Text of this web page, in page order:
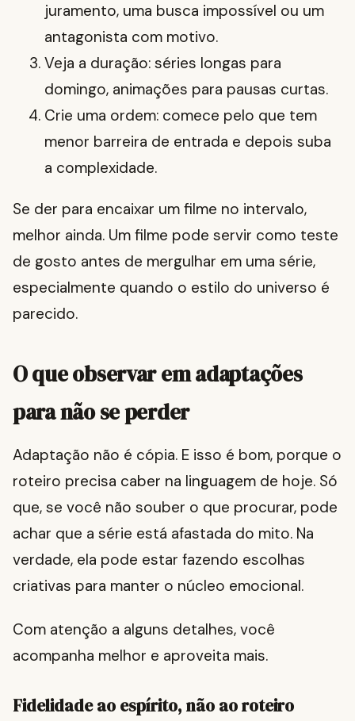
juramento, uma busca impossível ou um
antagonista com motivo.
Veja a duração: séries longas para
domingo, animações para pausas curtas.
Crie uma ordem: comece pelo que tem
menor barreira de entrada e depois suba
a complexidade.
Se der para encaixar um filme no intervalo,
melhor ainda. Um filme pode servir como teste
de gosto antes de mergulhar em uma série,
especialmente quando o estilo do universo é
parecido.
O que observar em adaptações
para não se perder
Adaptação não é cópia. E isso é bom, porque o
roteiro precisa caber na linguagem de hoje. Só
que, se você não souber o que procurar, pode
achar que a série está afastada do mito. Na
verdade, ela pode estar fazendo escolhas
criativas para manter o núcleo emocional.
Com atenção a alguns detalhes, você
acompanha melhor e aproveita mais.
Fidelidade ao espírito, não ao roteiro